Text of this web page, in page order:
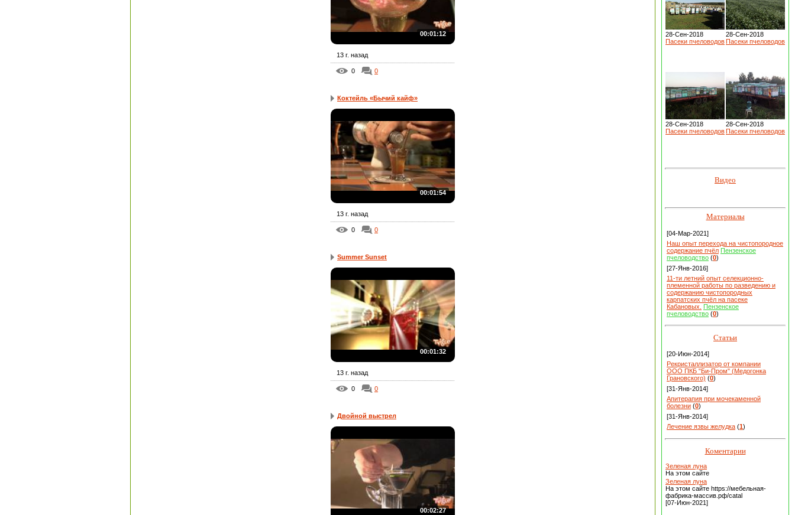
00:01:12
13 г. назад
0 0
Коктейль «Бычий кайф»
00:01:54
13 г. назад
0 0
Summer Sunset
00:01:32
13 г. назад
0 0
Двойной выстрел
00:02:27
28-Сен-2018
Пасеки пчеловодов
28-Сен-2018
Пасеки пчеловодов
28-Сен-2018
Пасеки пчеловодов
28-Сен-2018
Пасеки пчеловодов
Видео
Материалы
[04-Мар-2021]
Наш опыт перехода на чистопородное
содержание пчёл Пензенское
пчеловодство (0)
[27-Янв-2016]
11-ти летний опыт селекционно-
племенной работы по разведению и
содержанию чистопородных
карпатских пчёл на пасеке
Кабановых.
Пензенское
пчеловодство (0)
Статьи
[20-Июн-2014]
Рекристаллизатор от компании
ООО ПКБ "Би-Пром" (Медогонка
Грановского) (0)
[31-Янв-2014]
Апитерапия при мочекаменной
болезни (0)
[31-Янв-2014]
Лечение язвы желудка (1)
Коментарии
Зеленая луна
На этом сайте
Зеленая луна
На этом сайте https://мебельная-
фабрика-массив.рф/catal
[07-Июн-2021]